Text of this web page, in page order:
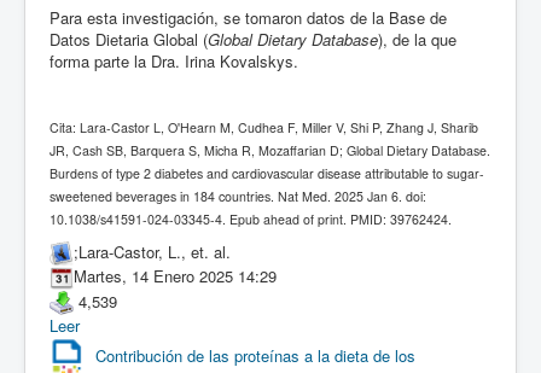
Para esta investigación, se tomaron datos de la Base de
Datos Dietaria Global (Global Dietary Database), de la que
forma parte la Dra. Irina Kovalskys.
Cita: Lara-Castor L, O'Hearn M, Cudhea F, Miller V, Shi P, Zhang J, Sharib
JR, Cash SB, Barquera S, Micha R, Mozaffarian D; Global Dietary Database.
Burdens of type 2 diabetes and cardiovascular disease attributable to sugar-
sweetened beverages in 184 countries. Nat Med. 2025 Jan 6. doi:
10.1038/s41591-024-03345-4. Epub ahead of print. PMID: 39762424.
;Lara-Castor, L., et. al.
Martes, 14 Enero 2025 14:29
4,539
Leer
Contribución de las proteínas a la dieta de los